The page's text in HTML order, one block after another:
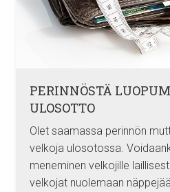
PERINNÖSTÄ
ULOSOTTO
Olet saamassa perinnön
velkoja ulosotossa.
meneminen velkojille
velkojat nuolemaan